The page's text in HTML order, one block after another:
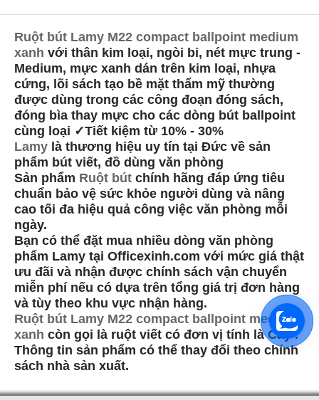
Ruột bút Lamy M22 compact ballpoint medium
xanh với thân kim loại, ngòi bi, nét mực trung -
Medium, mực xanh dán trên kim loại, nhựa
cứng, lõi sách tạo bề mặt thẩm mỹ thường
được dùng trong các công đoạn đóng sách,
đóng bìa thay mực cho các dòng bút ballpoint
cùng loại ✓Tiết kiệm từ 10% - 30%
Lamy là thương hiệu uy tín tại Đức về sản
phẩm bút viết, đồ dùng văn phòng
Sản phẩm Ruột bút chính hãng đáp ứng tiêu
chuẩn bảo vệ sức khỏe người dùng và nâng
cao tối đa hiệu quả công việc văn phòng mỗi
ngày.
Bạn có thể đặt mua nhiều dòng văn phòng
phẩm Lamy tại Officexinh.com với mức giá thật
ưu đãi và nhận được chính sách vận chuyển
miễn phí nếu có dựa trên tổng giá trị đơn hàng
và tùy theo khu vực nhận hàng.
Ruột bút Lamy M22 compact ballpoint medium
xanh còn gọi là ruột viết có đơn vị tính là Cây .
Thông tin sản phẩm có thể thay đổi theo chính
sách nhà sản xuất.